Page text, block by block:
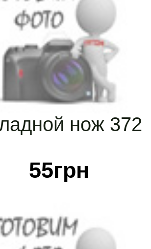
55грн
нож 372